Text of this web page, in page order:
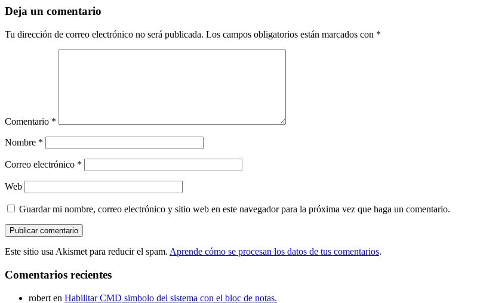
entradas
Deja un comentario
Tu dirección de correo electrónico no será publicada. Los campos obligatorios están marcados con *
Comentario *
Nombre *
Correo electrónico *
Web
Guardar mi nombre, correo electrónico y sitio web en este navegador para la próxima vez que haga un comentario.
Este sitio usa Akismet para reducir el spam. Aprende cómo se procesan los datos de tus comentarios.
Comentarios recientes
robert en Habilitar CMD simbolo del sistema con el bloc de notas.